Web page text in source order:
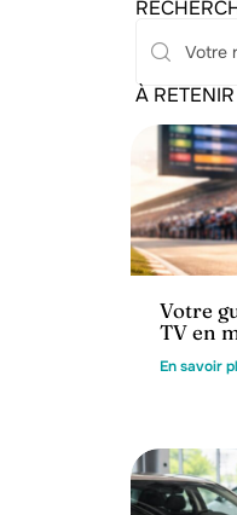
À RETENIR
Actu
Votre
TV en
En savoir